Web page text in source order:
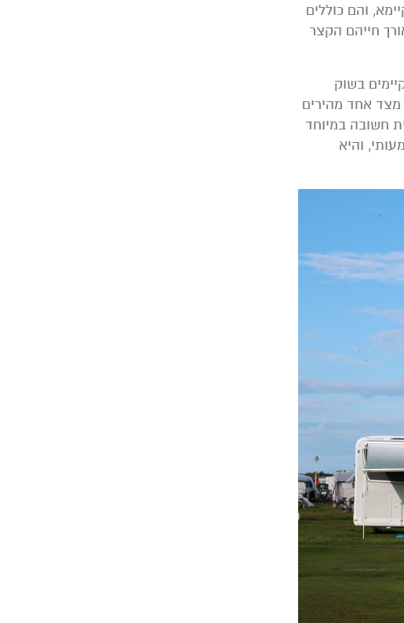
והם כוללים
חייהם הקצר
בשוק
מצד אחד מהירים
חשובה במיוחד
והיא